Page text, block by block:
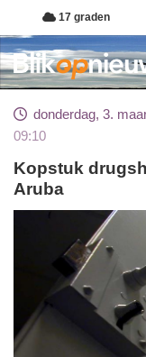
Overslaan
en
naar
de
gaan
17 graden
donderdag, 3.
09:10
Kopstuk drugshandel aangehouden op
Aruba